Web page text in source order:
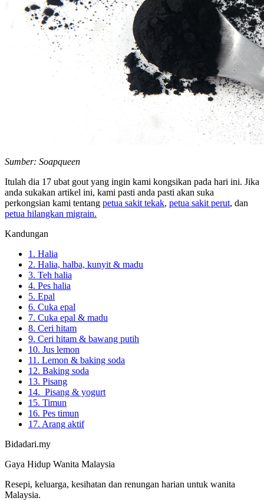
Sumber: Soapqueen
Itulah dia 17 ubat gout yang ingin kami kongsikan pada hari ini. Jika
anda sukakan artikel ini, kami pasti anda pasti akan suka
perkongsian kami tentang petua sakit tekak, petua sakit perut, dan
petua hilangkan migrain.
Kandungan
1. Halia
2. Halia, halba, kunyit & madu
3. Teh halia
4. Pes halia
5. Epal
6. Cuka epal
7. Cuka epal & madu
8. Ceri hitam
9. Ceri hitam & bawang putih
10. Jus lemon
11. Lemon & baking soda
12. Baking soda
13. Pisang
14. Pisang & yogurt
15. Timun
16. Pes timun
17. Arang aktif
Bidadari.my
Gaya Hidup Wanita Malaysia
Resepi, keluarga, kesihatan dan renungan harian untuk wanita
Malaysia.